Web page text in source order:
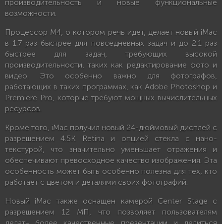
производительность и новые функциональные
возможности.
Процессор M4, о котором речь идет, делает новый iMac
в 1.7 раз быстрее для повседневных задач и до 2.1 раз
быстрее для задач, требующих высокой
производительности, таких как редактирование фото и
видео. Это особенно важно для фотографов,
работающих в таких программах, как Adobe Photoshop и
Premiere Pro, которые требуют мощных вычислительных
ресурсов.
Кроме того, iMac получил новый 24-дюймовый дисплей с
разрешением 4.5K Retina и опцией стекла с нано-
текстурой, что значительно уменьшает отражения и
обеспечивают превосходное качество изображения. Эта
особенность может быть особенно полезна для тех, кто
работает с цветом и деталями своих фотографий.
Новый iMac также оснащен камерой Center Stage с
разрешением 12 МП, что позволяет пользователям